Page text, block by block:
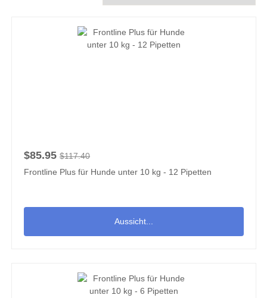
$85.95 $117.40
Frontline Plus für Hunde unter 10 kg - 12 Pipetten
Aussicht...